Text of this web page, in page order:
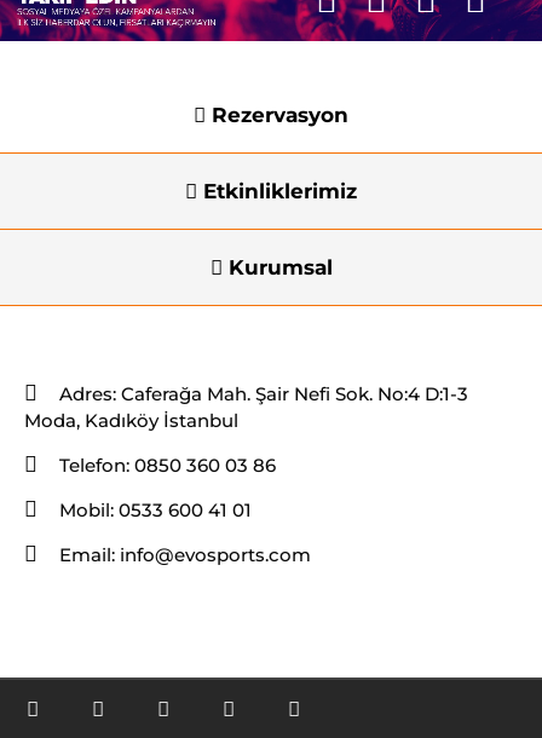
Rezervasyon
Etkinliklerimiz
Kurumsal
Adres: Caferağa Mah. Şair Nefi Sok. No:4 D:1-3
Moda, Kadıköy İstanbul
Telefon: 0850 360 03 86
Mobil: 0533 600 41 01
Email: info@evosports.com